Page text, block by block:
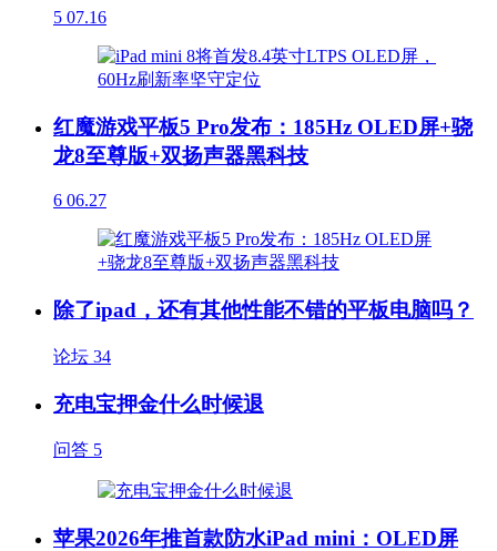
5 07.16
红魔游戏平板5 Pro发布：185Hz OLED屏+骁
龙8至尊版+双扬声器黑科技
6 06.27
除了ipad，还有其他性能不错的平板电脑吗？
论坛 34
充电宝押金什么时候退
问答 5
苹果2026年推首款防水iPad mini：OLED屏